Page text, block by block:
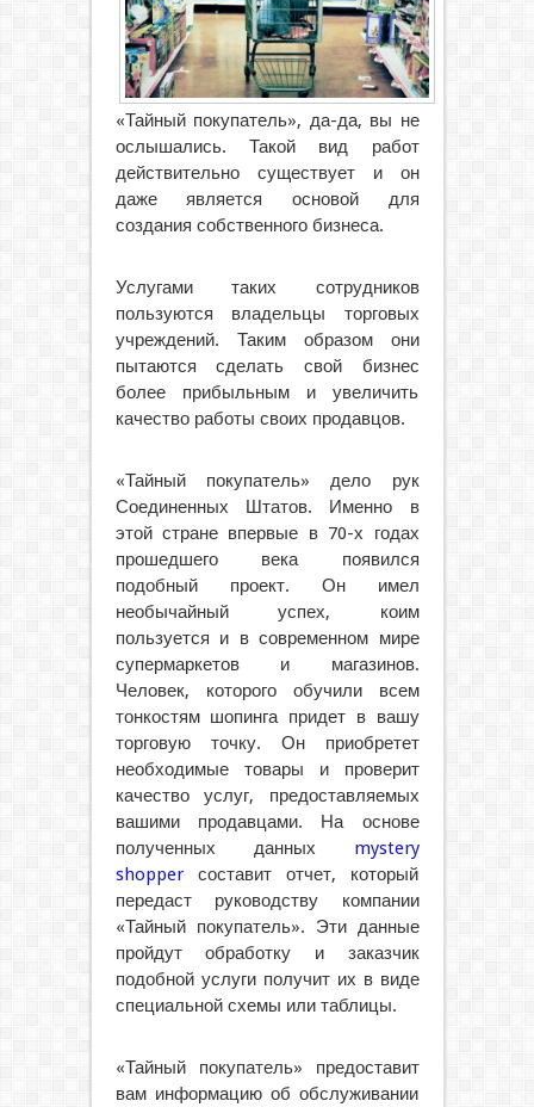
«Тайный покупатель», да-да, вы не
ослышались. Такой вид работ
действительно существует и он
даже является основой для
создания собственного бизнеса.
Услугами таких сотрудников
пользуются владельцы торговых
учреждений. Таким образом они
пытаются сделать свой бизнес
более прибыльным и увеличить
качество работы своих продавцов.
«Тайный покупатель» дело рук
Соединенных Штатов. Именно в
этой стране впервые в 70-х годах
прошедшего века появился
подобный проект. Он имел
необычайный успех, коим
пользуется и в современном мире
супермаркетов и магазинов.
Человек, которого обучили всем
тонкостям шопинга придет в вашу
торговую точку. Он приобретет
необходимые товары и проверит
качество услуг, предоставляемых
вашими продавцами. На основе
полученных данных mystery
shopperсоставит отчет, который
передаст руководству компании
«Тайный покупатель». Эти данные
пройдут обработку и заказчик
подобной услуги получит их в виде
специальной схемы или таблицы.
«Тайный покупатель» предоставит
вам информацию об обслуживании